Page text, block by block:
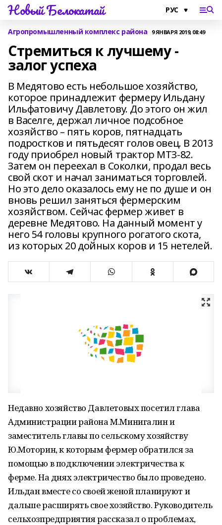
Новый Белокатай
Агропромышленный комплекс района 9 ЯНВАРЯ 2019, 08:49
Стремиться к лучшему -
залог успеха
В Медятово есть небольшое хозяйство,
которое принадлежит фермеру Ильдану
Ильфатовичу Давлетову. До этого он жил
в Васелге, держал личное подсобное
хозяйство – пять коров, пятнадцать
подростков и пятьдесят голов овец. В 2013
году приобрел новый трактор МТЗ-82.
Затем он переехал в Соколки, продал весь
свой скот и начал заниматься торговлей.
Но это дело оказалось ему не по душе и он
вновь решил заняться фермерским
хозяйством. Сейчас фермер живет в
деревне Медятово. На данный момент у
него 54 головы крупного рогатого скота,
из которых 20 дойных коров и 15 нетелей.
Недавно хозяйство Давлетовых посетил глава
Администрации района М.Минигалин и
заместитель главы по сельскому хозяйству
Ю.Моторин, к которым фермер обратился за
помощью в подключении электричества к
ферме. На днях электричество было проведено.
Ильдан вместе со своей женой планируют и
дальше расширять свое хозяйство. Руководитель
сельхозпредприятия рассказал о проблемах,